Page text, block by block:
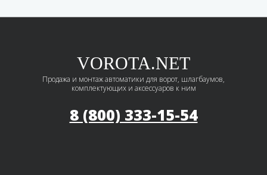
VOROTA.NET
Продажа и монтаж автоматики для ворот, шлагбаумов,
комплектующих и аксессуаров к ним
8 (800) 333-15-54